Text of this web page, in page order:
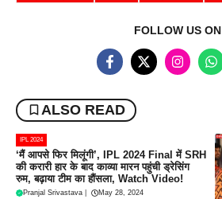
FOLLOW US ON
ALSO READ
IPL 2024
‘मैं आपसे फिर मिलूंगी’, IPL 2024 Final में SRH
की करारी हार के बाद काव्या मारन पहुंची ड्रेसिंग
रुम, बढ़ाया टीम का हौंसला, Watch Video!
Pranjal Srivastava May 28, 2024